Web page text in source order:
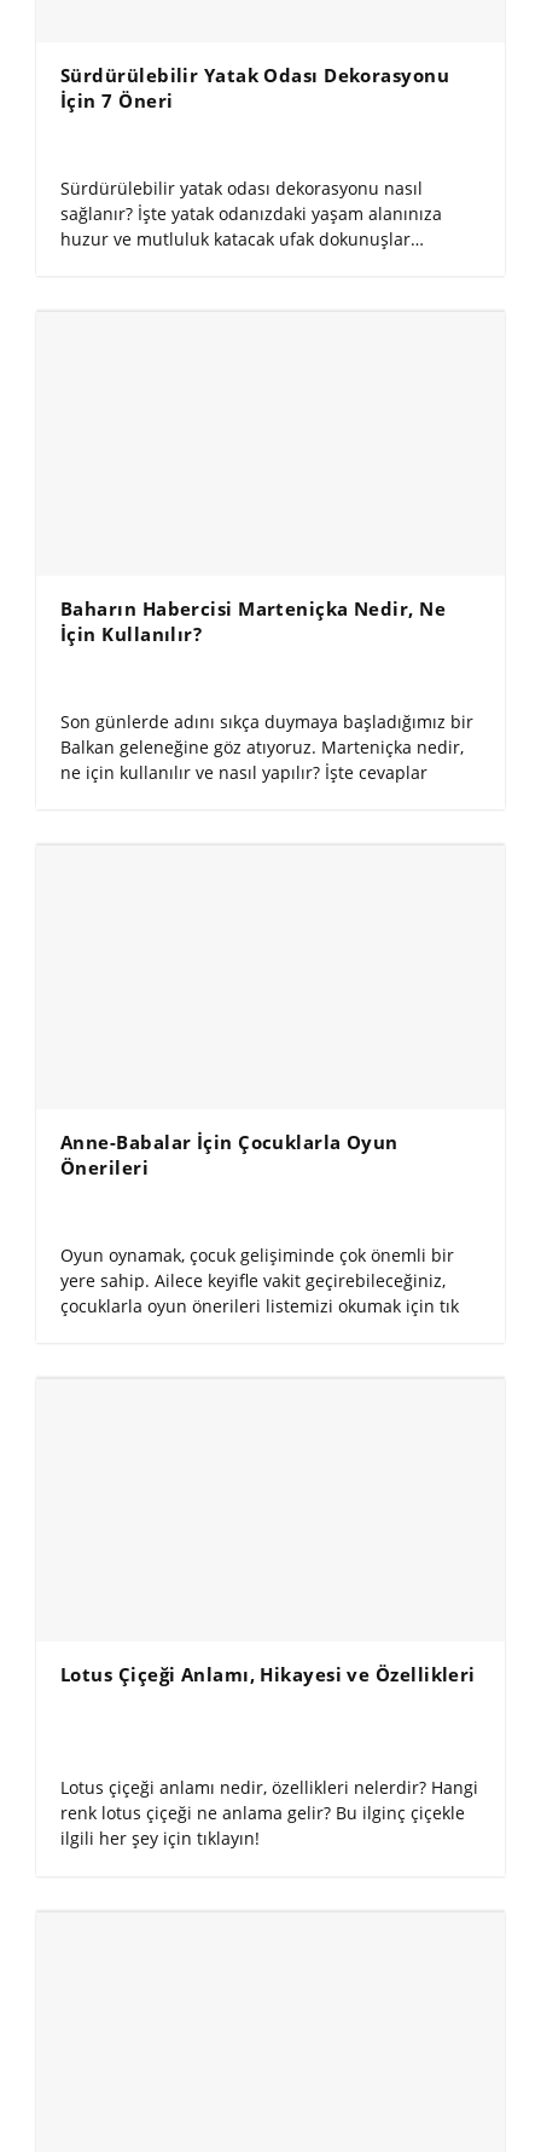
Sürdürülebilir Yatak Odası Dekorasyonu
İçin 7 Öneri
Sürdürülebilir yatak odası dekorasyonu nasıl
sağlanır? İşte yatak odanızdaki yaşam alanınıza
huzur ve mutluluk katacak ufak dokunuşlar…
Baharın Habercisi Marteniçka Nedir, Ne
İçin Kullanılır?
Son günlerde adını sıkça duymaya başladığımız bir
Balkan geleneğine göz atıyoruz. Marteniçka nedir,
ne için kullanılır ve nasıl yapılır? İşte cevaplar
Anne-Babalar İçin Çocuklarla Oyun
Önerileri
Oyun oynamak, çocuk gelişiminde çok önemli bir
yere sahip. Ailece keyifle vakit geçirebileceğiniz,
çocuklarla oyun önerileri listemizi okumak için tık
Lotus Çiçeği Anlamı, Hikayesi ve Özellikleri
Lotus çiçeği anlamı nedir, özellikleri nelerdir? Hangi
renk lotus çiçeği ne anlama gelir? Bu ilginç çiçekle
ilgili her şey için tıklayın!